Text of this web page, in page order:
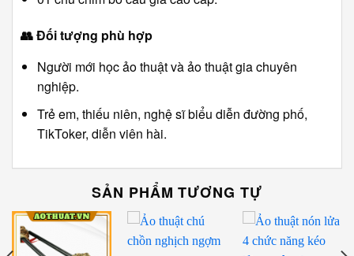
👥Đối tượng phù hợp
Người mới học ảo thuật và ảo thuật gia chuyên
nghiệp.
Trẻ em, thiếu niên, nghệ sĩ biểu diễn đường phố,
TikToker, diễn viên hài.
SẢN PHẨM TƯƠNG TỰ